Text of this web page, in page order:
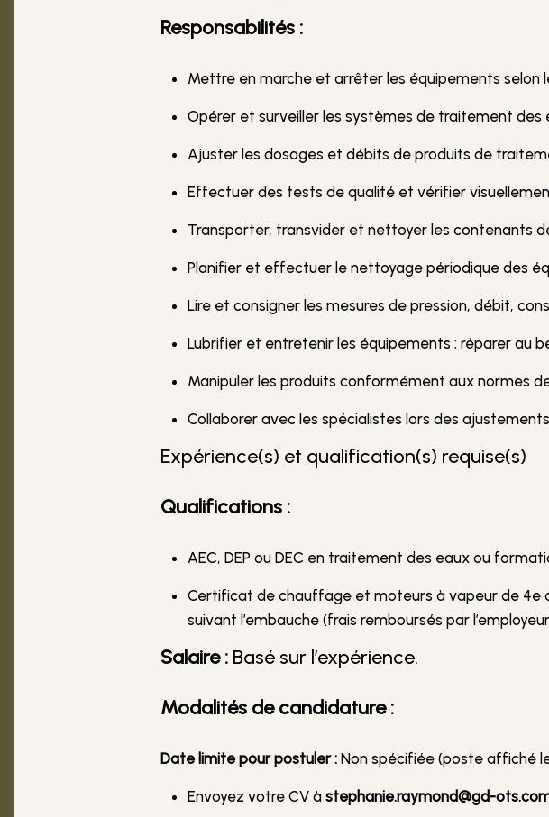
Responsabilités :
Mettre en marche et arrêter les équipements selon
Opérer et surveiller les systèmes de traitement des
Ajuster les dosages et débits de produits de
Effectuer des tests de qualité et vérifier
Transporter, transvider et nettoyer les contenants
Planifier et effectuer le nettoyage périodique des
Lire et consigner les mesures de pression, débit,
Lubrifier et entretenir les équipements ; réparer au
Manipuler les produits conformément aux normes
Collaborer avec les spécialistes lors des
Expérience(s) et qualification(s) requise(s)
Qualifications :
AEC, DEP ou DEC en traitement des eaux ou
Certificat de chauffage et moteurs à vapeur de 4e
suivant l’embauche (frais remboursés par
Salaire : Basé sur l’expérience.
Modalités de candidature :
Date limite pour postuler : Non spécifiée (poste affiché
Envoyez votre CV àstephanie.raymond@gd-